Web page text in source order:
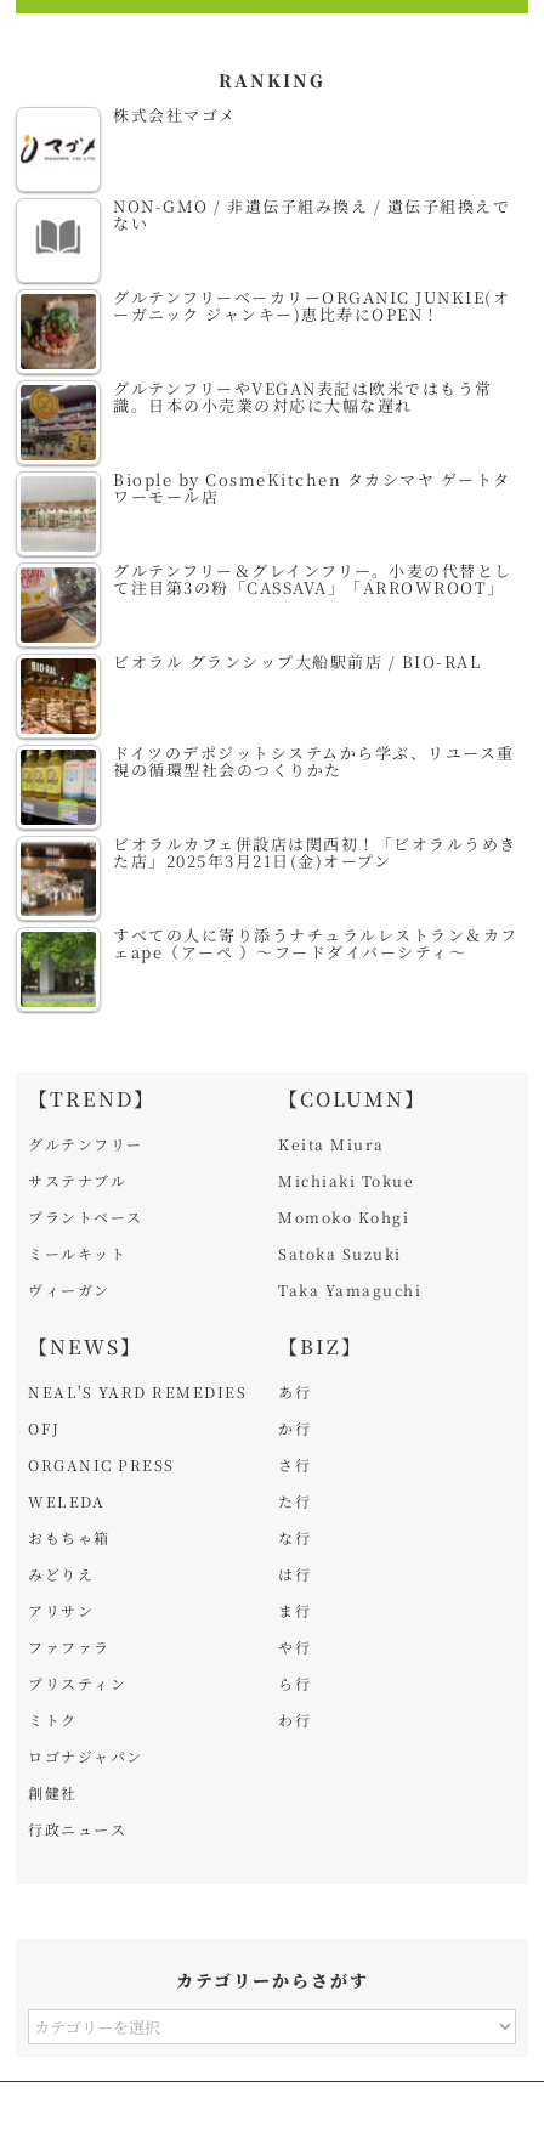
RANKING
株式会社マゴメ
NON-GMO / 非遺伝子組み換え / 遺伝子組換えで
ない
グルテンフリーベーカリーORGANIC JUNKIE(オ
ーガニック ジャンキー)恵比寿にOPEN！
グルテンフリーやVEGAN表記は欧米ではもう常
識。日本の小売業の対応に大幅な遅れ
Biople by CosmeKitchen タカシマヤ ゲートタ
ワーモール店
グルテンフリー＆グレインフリー。小麦の代替とし
て注目第3の粉「CASSAVA」「ARROWROOT」
ビオラル グランシップ大船駅前店 / BIO-RAL
ドイツのデポジットシステムから学ぶ、リユース重
視の循環型社会のつくりかた
ビオラルカフェ併設店は関西初！「ビオラルうめき
た店」2025年3月21日(金)オープン
すべての人に寄り添うナチュラルレストラン＆カフ
ェape（アーペ ）～フードダイバーシティ～
【TREND】
グルテンフリー
サステナブル
プラントベース
ミールキット
ヴィーガン
【NEWS】
NEAL'S YARD REMEDIES
OFJ
ORGANIC PRESS
WELEDA
おもちゃ箱
みどりえ
アリサン
ファファラ
プリスティン
ミトク
ロゴナジャパン
創健社
行政ニュース
【COLUMN】
Keita Miura
Michiaki Tokue
Momoko Kohgi
Satoka Suzuki
Taka Yamaguchi
【BIZ】
あ行
か行
さ行
た行
な行
は行
ま行
や行
ら行
わ行
カテゴリーからさがす
カ